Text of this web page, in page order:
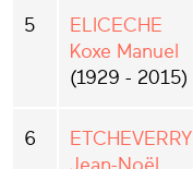
5
ELICECHE
Koxe Manuel
(1929 - 2015)
6
ETCHEVERRY